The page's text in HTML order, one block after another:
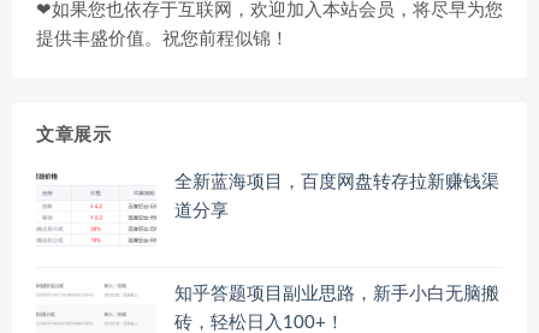
❤如果您也依存于互联网，欢迎加入本站会员，将尽早为您
提供丰盛价值。祝您前程似锦！
文章展示
全新蓝海项目，百度网盘转存拉新赚钱渠
道分享
知乎答题项目副业思路，新手小白无脑搬
砖，轻松日入100+！